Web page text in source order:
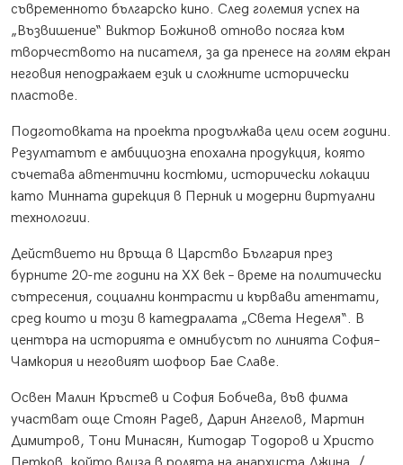
съвременното българско кино. След големия успех на
„Възвишение“ Виктор Божинов отново посяга към
творчеството на писателя, за да пренесе на голям екран
неговия неподражаем език и сложните исторически
пластове.
Подготовката на проекта продължава цели осем години.
Резултатът е амбициозна епохална продукция, която
съчетава автентични костюми, исторически локации
като Минната дирекция в Перник и модерни виртуални
технологии.
Действието ни връща в Царство България през
бурните 20-те години на XX век – време на политически
сътресения, социални контрасти и кървави атентати,
сред които и този в катедралата „Света Неделя“. В
центъра на историята е омнибусът по линията София–
Чамкория и неговият шофьор Бае Славе.
Освен Малин Кръстев и София Бобчева, във филма
участват още Стоян Радев, Дарин Ангелов, Мартин
Димитров, Тони Минасян, Китодар Тодоров и Христо